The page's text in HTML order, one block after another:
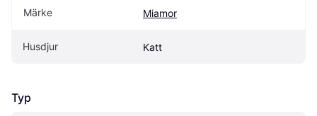
Märke Miamor
Husdjur Katt
Typ